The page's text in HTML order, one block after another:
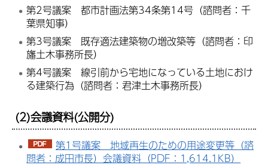
第2号議案 都市計画法第34条第14号（諮問者：千
葉県知事）
第3号議案 既存適法建築物の増改築等（諮問者：印
旛土木事務所長）
第4号議案 線引前から宅地になっている土地におけ
る建築行為（諮問者：君津土木事務所長）
(2)会議資料(公開分)
第1号議案 地域再生のための用途変更等（諮
問者：成田市長）会議資料（PDF：1,614.1KB）